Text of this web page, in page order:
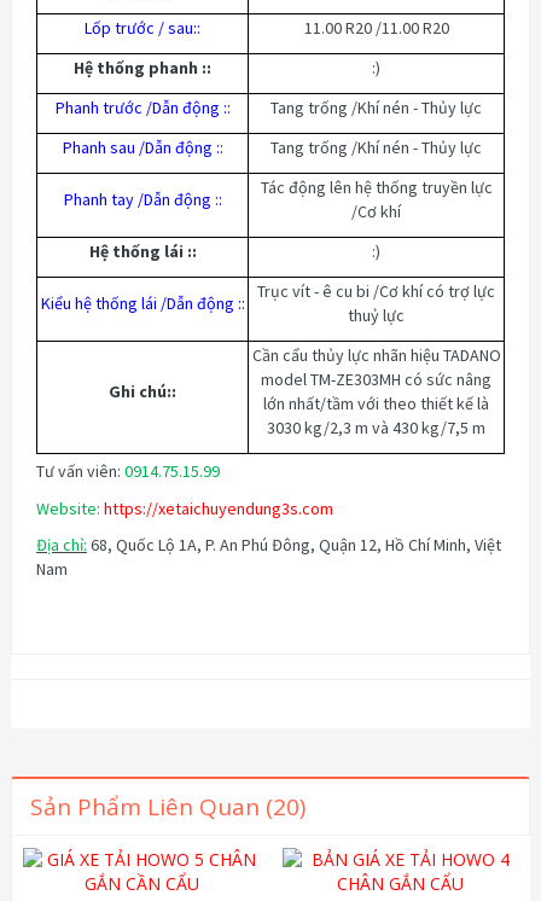
Lốp trước / sau::
11.00 R20 /11.00 R20
Hệ thống phanh ::
:)
Phanh trước /Dẫn động ::
Tang trống /Khí nén - Thủy lực
Phanh sau /Dẫn động :: Tang trống /Khí nén - Thủy lực
Phanh tay /Dẫn động ::
Tác động lên hệ thống truyền lực
/Cơ khí
Hệ thống lái :: :)
Kiểu hệ thống lái /Dẫn động ::
Trục vít - ê cu bi /Cơ khí có trợ lực
thuỷ lực
Ghi chú::
Cần cẩu thủy lực nhãn hiệu TADANO
model TM-ZE303MH có sức nâng
lớn nhất/tầm với theo thiết kế là
3030 kg/2,3 m và 430 kg/7,5 m
Tư vấn viên: 0914.75.15.99
Website: https://xetaichuyendung3s.com
Địa chỉ: 68, Quốc Lộ 1A, P. An Phú Đông, Quận 12, Hồ Chí Minh, Việt
Nam
Sản Phẩm Liên Quan (20)